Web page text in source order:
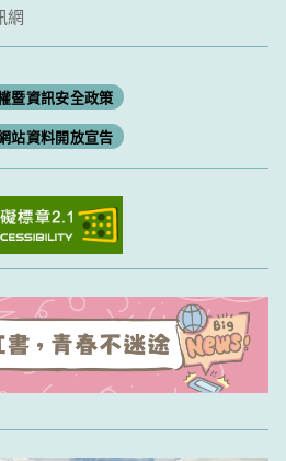
網
暨資訊安全政策
站資料開放宣告